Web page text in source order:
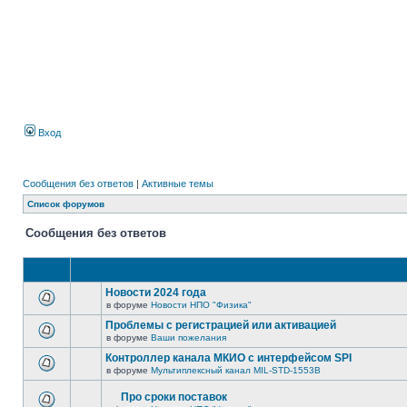
Вход
Сообщения без ответов | Активные темы
Список форумов
Сообщения без ответов
Новости 2024 года
в форуме Новости НПО "Физика"
Проблемы с регистрацией или активацией
в форуме Ваши пожелания
Контроллер канала МКИО с интерфейсом SPI
в форуме Мультиплексный канал MIL-STD-1553B
Про сроки поставок